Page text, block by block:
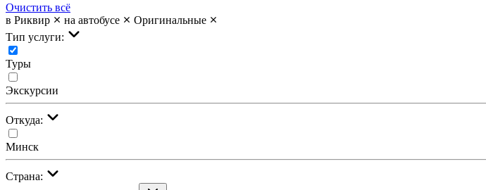
Очистить всё
в Риквир
на автобусе
Оригинальные
Тип услуги:
Туры
Экскурсии
Откуда:
Минск
Страна: